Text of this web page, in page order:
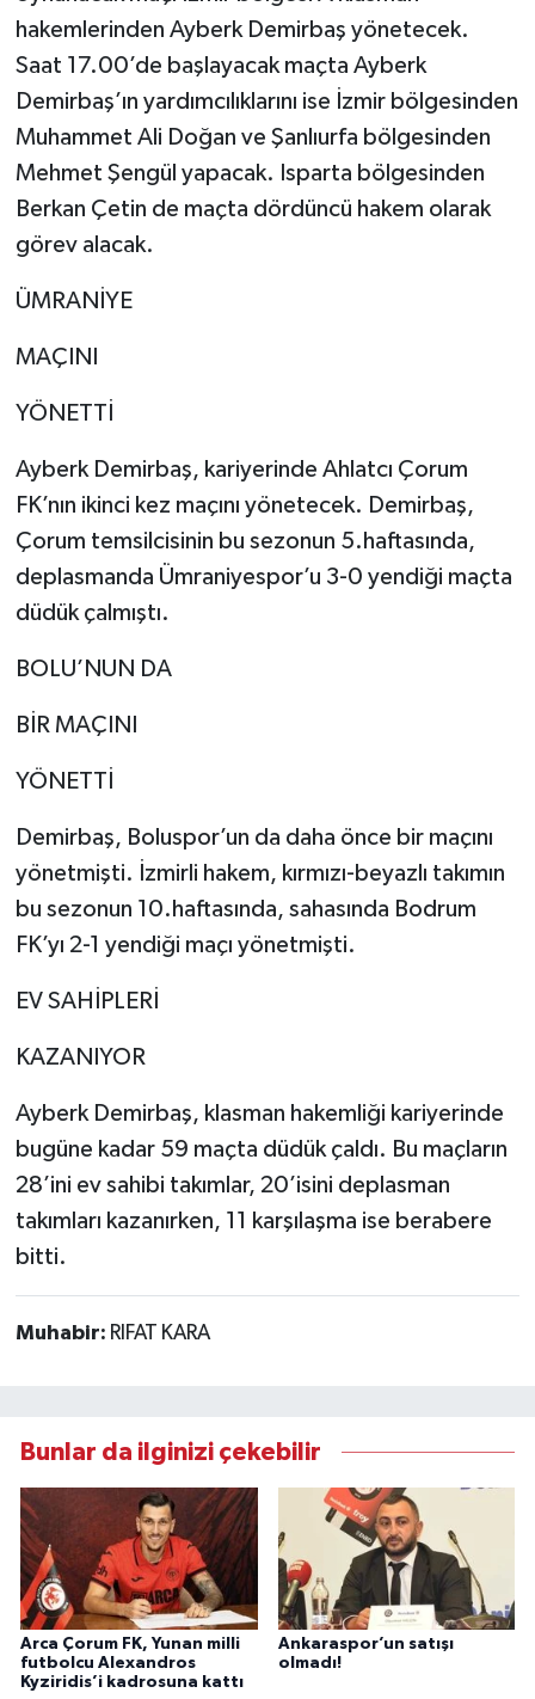
hakemlerinden Ayberk Demirbaş yönetecek.
Saat 17.00’de başlayacak maçta Ayberk
Demirbaş’ın yardımcılıklarını ise İzmir bölgesinden
Muhammet Ali Doğan ve Şanlıurfa bölgesinden
Mehmet Şengül yapacak. Isparta bölgesinden
Berkan Çetin de maçta dördüncü hakem olarak
görev alacak.
ÜMRANİYE
MAÇINI
YÖNETTİ
Ayberk Demirbaş, kariyerinde Ahlatcı Çorum
FK’nın ikinci kez maçını yönetecek. Demirbaş,
Çorum temsilcisinin bu sezonun 5.haftasında,
deplasmanda Ümraniyespor’u 3-0 yendiği maçta
düdük çalmıştı.
BOLU’NUN DA
BİR MAÇINI
YÖNETTİ
Demirbaş, Boluspor’un da daha önce bir maçını
yönetmişti. İzmirli hakem, kırmızı-beyazlı takımın
bu sezonun 10.haftasında, sahasında Bodrum
FK’yı 2-1 yendiği maçı yönetmişti.
EV SAHİPLERİ
KAZANIYOR
Ayberk Demirbaş, klasman hakemliği kariyerinde
bugüne kadar 59 maçta düdük çaldı. Bu maçların
28’ini ev sahibi takımlar, 20’isini deplasman
takımları kazanırken, 11 karşılaşma ise berabere
bitti.
Muhabir: RIFAT KARA
Bunlar da ilginizi çekebilir
Arca Çorum FK, Yunan milli
futbolcu Alexandros
Kyziridis’i kadrosuna kattı
Ankaraspor’un satışı
olmadı!
Uğurludağ
Sağlık